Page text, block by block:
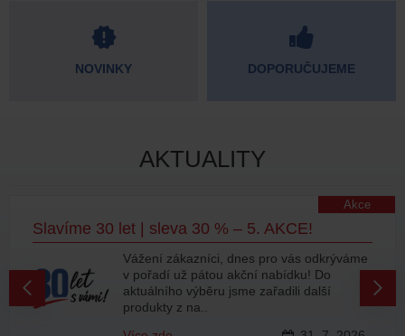
NOVINKY DOPORUČUJEME
AKTUALITY
Slavíme 30 let | sleva 30 % – 5. AKCE!
Akce
Vážení zákazníci, dnes pro vás odkrýváme
v pořadí už pátou akční nabídku! Do
aktuálního výběru jsme zařadili další
produkty z na..